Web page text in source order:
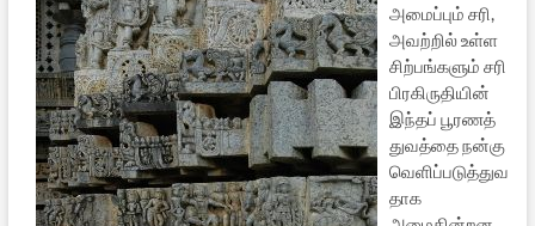
அமைப்பும் சரி,
அவற்றில் உள்ள
சிற்பங்களும் சரி
பிரகிருதியின்
இந்தப் பூரணத்
துவத்தை நன்கு
வெளிப்படுத்துவ
தாக